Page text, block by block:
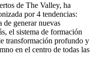
de The Valley, ha
por 4 tendencias:
generar nuevas
el sistema de formación
transformación profundo y
en el centro de todas las